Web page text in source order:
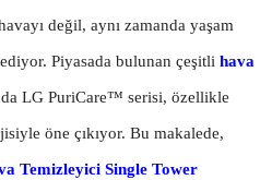
değil, aynı zamanda yaşam
Piyasada bulunan çeşitli hava
LG PuriCare™ serisi, özellikle
öne çıkıyor. Bu makalede,
Temizleyici Single Tower